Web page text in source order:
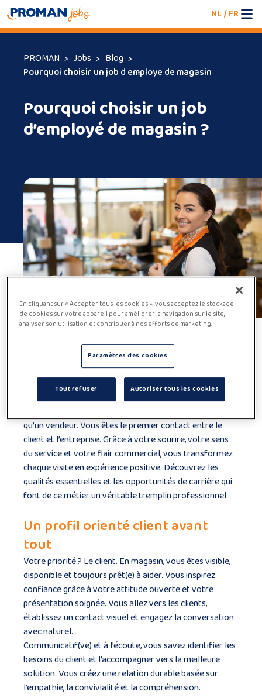
NL/FR
PROMAN Jobs
Blog
Pourquoi choisir un job d employe de magasin
Pourquoi choisir un job
d’employé de magasin ?
Employé de magasin: le
visage accueillant du
commerce de détail
qu’un vendeur. Vous êtes le premier contact entre le
client et l’entreprise. Grâce à votre sourire, votre sens
du service et votre flair commercial, vous transformez
chaque visite en expérience positive. Découvrez les
qualités essentielles et les opportunités de carrière qui
font de ce métier un véritable tremplin professionnel.
Un profil orienté client avant
tout
Votre priorité ? Le client. En magasin, vous êtes visible,
disponible et toujours prêt(e) à aider. Vous inspirez
confiance grâce à votre attitude ouverte et votre
présentation soignée. Vous allez vers les clients,
établissez un contact visuel et engagez la conversation
avec naturel.
Communicatif(ve) et à l’écoute, vous savez identifier les
besoins du client et l’accompagner vers la meilleure
solution. Vous créez une relation durable basée sur
l’empathie, la convivialité et la compréhension.
En cliquant sur « Accepter tous les cookies », vous acceptez le stockage
de cookies sur votre appareil pour améliorer la navigation sur le site,
analyser son utilisation et contribuer à nos efforts de marketing.
Paramètres des cookies
Tout refuser Autoriser tous les cookies